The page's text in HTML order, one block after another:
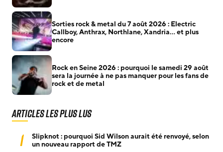
Sorties rock & metal du 7 août 2026 : Electric
Callboy, Anthrax, Northlane, Xandria… et plus
encore
Rock en Seine 2026 : pourquoi le samedi 29 août
sera la journée à ne pas manquer pour les fans de
rock et de metal
Articles les plus lus
1
Slipknot : pourquoi Sid Wilson aurait été renvoyé, selon
un nouveau rapport de TMZ